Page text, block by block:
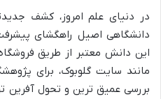
در دنیای علم امروز، کشف
دانشگاهی اصیل راهگشای
این دانش معتبر از طریق
مانند سایت گلوبوک، برای
بررسی عمیق ترین و تحول آفرین